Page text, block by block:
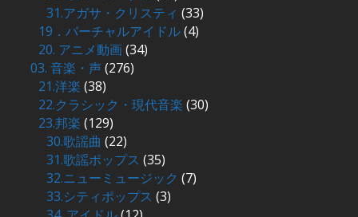
31.アガサ・クリスティ (33)
19．バーチャルアイドル(4)
20. アニメ動画(34)
03. 音楽・声(276)
21.洋楽 (38)
22.クラシック・現代音楽 (30)
23.邦楽 (129)
30.歌謡曲 (22)
31.歌謡ポップス (35)
32.ニューミュージック (7)
33.シティポップス (3)